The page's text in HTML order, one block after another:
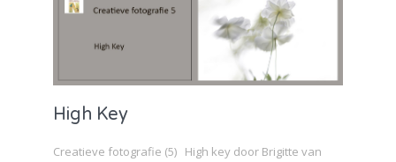
High Key
Creatieve fotografie (5) High key door Brigitte van